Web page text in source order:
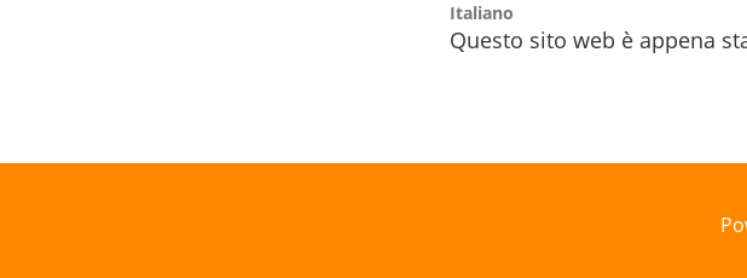
Italiano
Questo sito web è appena